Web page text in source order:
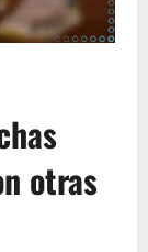
otras